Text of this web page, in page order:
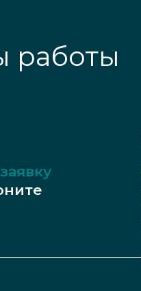
работы